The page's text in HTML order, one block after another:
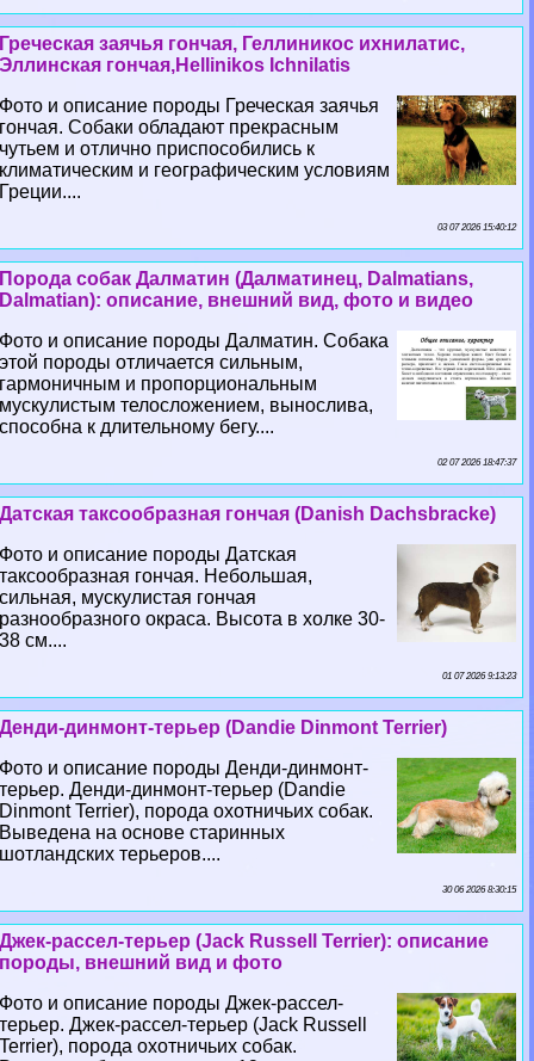
Греческая заячья гончая, Геллиникос ихнилатис,
Эллинская гончая,Hellinikos Ichnilatis
Фото и описание породы Греческая заячья
гончая. Собаки обладают прекрасным
чутьем и отлично приспособились к
климатическим и географическим условиям
Греции....
03 07 2026 15:40:12
Порода собак Далматин (Далматинец, Dalmatians,
Dalmatian): описание, внешний вид, фото и видео
Фото и описание породы Далматин. Собака
этой породы отличается сильным,
гармоничным и пропорциональным
мускулистым телосложением, вынослива,
способна к длительному бегу....
02 07 2026 18:47:37
Датская таксообразная гончая (Danish Dachsbracke)
Фото и описание породы Датская
таксообразная гончая. Небольшая,
сильная, мускулистая гончая
разнообразного окраса. Высота в холке 30-
38 см....
01 07 2026 9:13:23
Денди-динмонт-терьер (Dandie Dinmont Terrier)
Фото и описание породы Денди-динмонт-
терьер. Денди-динмонт-терьер (Dandie
Dinmont Terrier), порода охотничьих собак.
Выведена на основе старинных
шотландских терьеров....
30 06 2026 8:30:15
Джек-рассел-терьер (Jack Russell Terrier): описание
породы, внешний вид и фото
Фото и описание породы Джек-рассел-
терьер. Джек-рассел-терьер (Jack Russell
Terrier), порода охотничьих собак.